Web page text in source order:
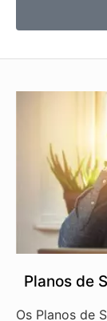
Planos de
Os Planos de